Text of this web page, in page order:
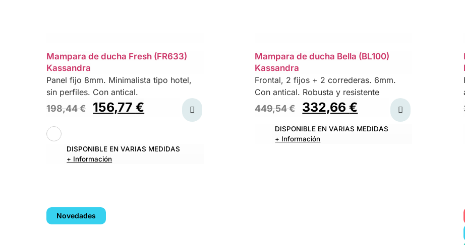
Mampara de ducha Fresh (FR633)
Kassandra
Panel fijo 8mm. Minimalista tipo hotel,
sin perfiles. Con antical.
198,44€ 156,77€
DISPONIBLE EN VARIAS MEDIDAS
+ Información
Mampara de ducha Bella (BL100)
Kassandra
Frontal, 2 fijos + 2 correderas. 6mm.
Con antical. Robusta y resistente
449,54€ 332,66€
DISPONIBLE EN VARIAS MEDIDAS
+ Información
Novedades